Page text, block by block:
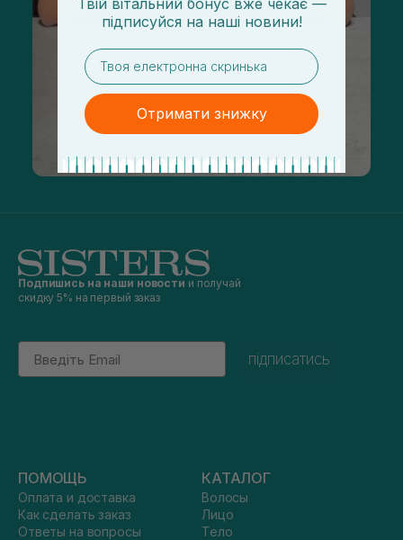
Подпишись на наши новости и получай
скидку 5% на первый заказ
Email
підписатись
ПОМОЩЬ
Оплата и доставка
Как сделать заказ
Ответы на вопросы
КАТАЛОГ
Волосы
Лицо
Тело
підписуйся на наші новини!
email
Отримати знижку